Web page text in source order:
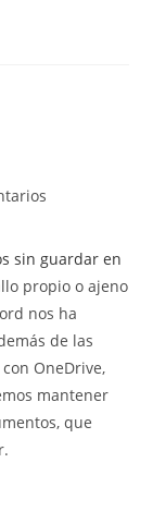
sin guardar en
propio o ajeno
nos ha
de las
OneDrive,
mantener
que